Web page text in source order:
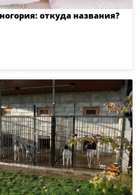
откуда названия?